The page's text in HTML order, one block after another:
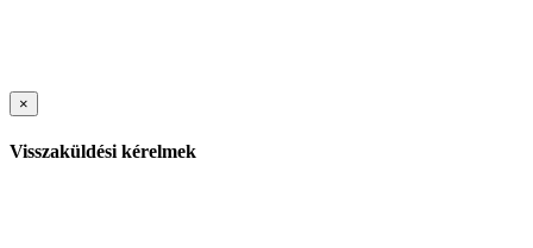
×
Visszaküldési kérelmek